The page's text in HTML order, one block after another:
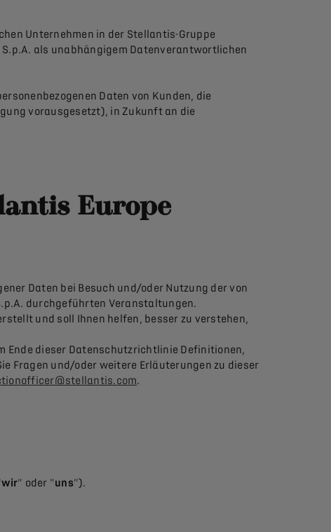
Unternehmen in der Stellantis-Gruppe
als unabhängigem Datenverantwortlichen
Daten von Kunden, die
vorausgesetzt), in Zukunft an die
Europe
Daten bei Besuch und/oder Nutzung der von
durchgeführten Veranstaltungen.
und soll Ihnen helfen, besser zu verstehen,
Ende dieser Datenschutzrichtlinie Definitionen,
Fragen und/oder weitere Erläuterungen zu dieser
.
wir" oder "uns").